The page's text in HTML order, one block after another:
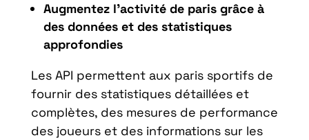
Augmentez l’activité de paris grâce à
des données et des statistiques
approfondies
Les API permettent aux paris sportifs de
fournir des statistiques détaillées et
complètes, des mesures de performance
des joueurs et des informations sur les